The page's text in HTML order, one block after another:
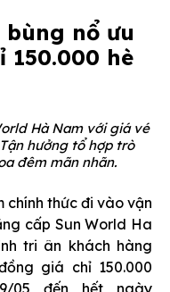
bùng nổ ưu
hè
Hà Nam với giá vé
hưởng tổ hợp trò
đêm mãn nhãn.
chính thức đi vào vận
cấp Sun World Ha
tri ân khách hàng
giá chỉ 150.000
05 đến hết ngày